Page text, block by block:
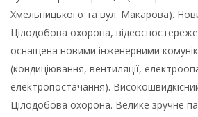
Хмельницького та вул. Макарова).
Цілодобова охорона,
оснащена новими інженерними
(кондиціювання, вентиляції,
електропостачання).
Цілодобова охорона. Велике зручне